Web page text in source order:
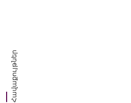
Հավաքույթներ